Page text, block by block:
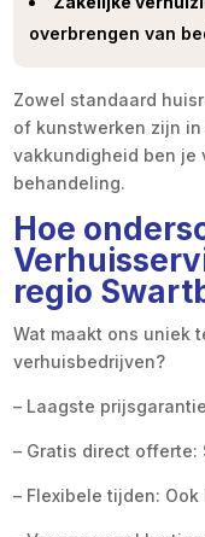
overbrengen van
Zowel standaard
of kunstwerken zijn
vakkundigheid ben je
behandeling.
Hoe
regio
Wat maakt ons uniek
verhuisbedrijven?
– Laagste
– Gratis direct
– Flexibele tijden: